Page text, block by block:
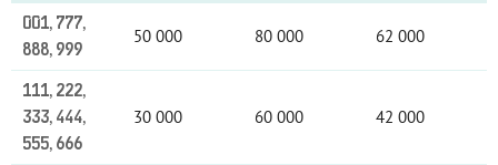
001, 777,
888, 999
50 000 80 000 62 000
111, 222,
333, 444,
555, 666
30 000 60 000 42 000